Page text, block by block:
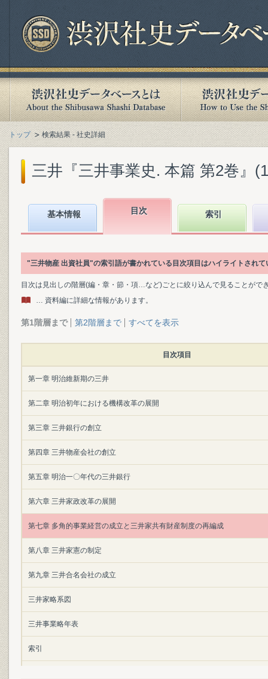
トップ 検索結果 - 社史詳細
三井『三井事業史. 本篇 第2巻』
基本情報 目次 索引
"三井物産 出資社員"の索引語が書かれている目次項目はハイライトされて
目次は見出しの階層(編・章・節・項…など)ごとに絞り込んで見ることがで
… 資料編に詳細な情報があります。
第1階層まで 第2階層まで すべてを表示
目次項目
第一章 明治維新期の三井
第二章 明治初年における機構改革の展開
第三章 三井銀行の創立
第四章 三井物産会社の創立
第五章 明治一〇年代の三井銀行
第六章 三井家政改革の展開
第七章 多角的事業経営の成立と三井家共有財産制度の再編成
第八章 三井家憲の制定
第九章 三井合名会社の成立
三井家略系図
三井事業略年表
索引